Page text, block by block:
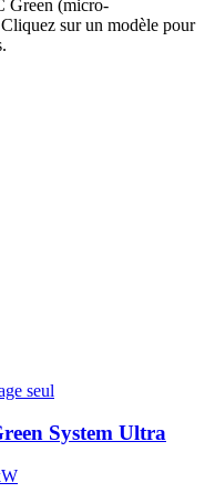
Green (micro-
sur un modèle pour
seul
System Ultra